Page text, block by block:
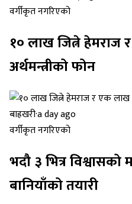
वर्गीकृत नगरिएको
१० लाख जित्ने हेमराज
अर्थमन्त्रीको फोन
बाह्रखरी·a day ago
वर्गीकृत नगरिएको
भदौ ३ भित्र विश्वासको
बानियाँको तयारी